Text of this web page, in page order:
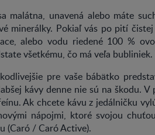
malátna, unavená alebo máte
minerálky. Pokiaľ vás po pití
alebo vodu riedené 100 %
všetkému, čo má veľa
pre vaše bábätko
kávy denne nie sú na škodu.
Ak chcete kávu z jedálničku
nápojmi, ktoré svojou
(Caró / Caró Active).